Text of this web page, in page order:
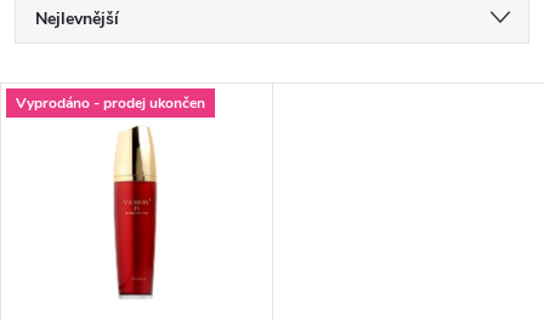
Ř
a
Nejlevnější
Nejprodávanější
V
Vyprodáno - prodej ukončen